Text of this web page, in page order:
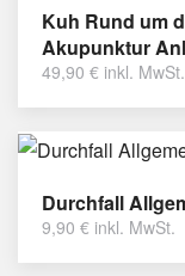
Kuh Rund um
Akupunktur
49,90 € inkl. MwSt.
Durchfall
9,90 € inkl. MwSt.